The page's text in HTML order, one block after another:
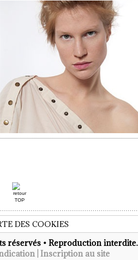
DES COOKIES
réservés • Reproduction interdite.
Inscription au site